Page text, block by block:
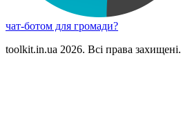
чат-ботом для громади?
toolkit.in.ua 2026. Всі права захищені.